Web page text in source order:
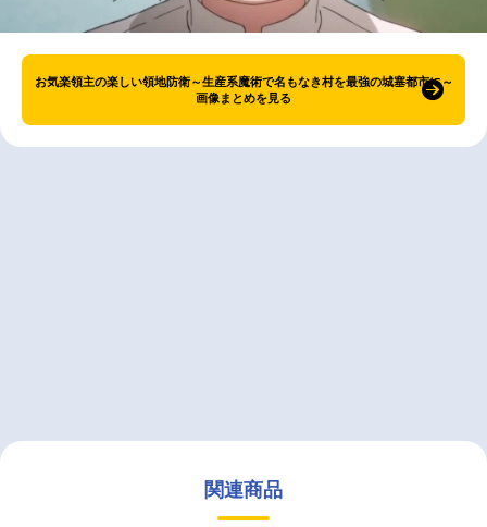
お気楽領主の楽しい領地防衛～生産系魔術で名もなき村を最強の城塞都市に～
画像まとめを見る
関連商品